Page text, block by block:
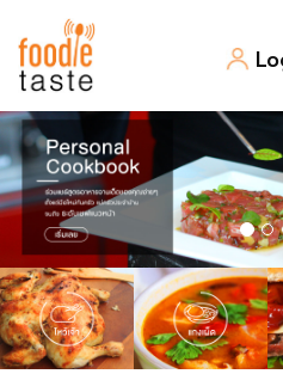
สูตรอาหาร
สูตรอาหารล่าสุด
Top Foodie
พาไปชิม
สารพันก้นครัว
เคล็ดลับน่ารู้
FoodPedia